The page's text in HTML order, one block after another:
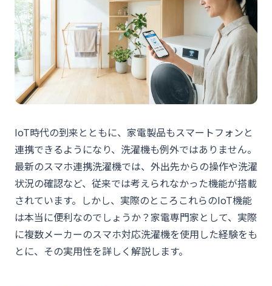
IoT時代の到来とともに、家電製品もスマートフォンと
連携できるようになり、洗濯機も例外ではありません。
最新のスマホ連携洗濯機では、外出先からの操作や洗濯
状況の確認など、従来では考えられなかった機能が搭載
されています。しかし、実際のところこれらのIoT機能
は本当に便利なのでしょうか？家電専門家として、実際
に複数メーカーのスマホ対応洗濯機を使用した経験をも
とに、その実用性を詳しく解説します。